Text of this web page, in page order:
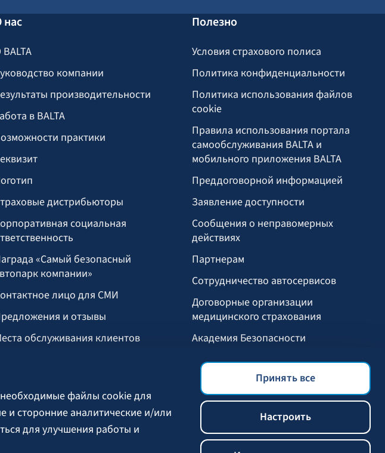
необходимые файлы cookie для
и сторонние аналитические и/или
для улучшения работы и
Принять все
Настроить
нас
компании
производительности
в BALTA
практики
дистрибьюторы
социальная
«Самый безопасный
компании»
лицо для СМИ
и отзывы
обслуживания клиентов
Полезно
Условия страхового полиса
Политика конфиденциальности
Политика использования файлов
cookie
Правила использования портала
самообслуживания BALTA и
мобильного приложения BALTA
Преддоговорной информацией
Заявление доступности
Сообщения о неправомерных
действиях
Партнерам
Сотрудничество автосервисов
Договорные организации
медицинского страхования
Академия Безопасности
Мобильное приложение БАЛТА
Выгоды для клиентов